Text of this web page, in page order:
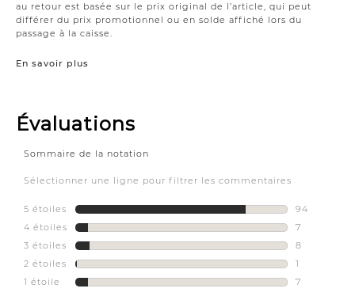
au retour est basée sur le prix original de l’article, qui peut
différer du prix promotionnel ou en solde affiché lors du
passage à la caisse.
En savoir plus